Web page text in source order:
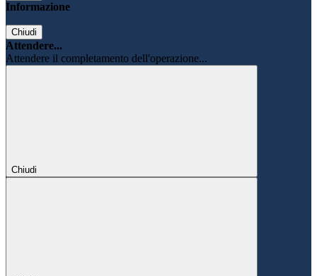
Informazione
Chiudi
Attendere...
Attendere il completamento dell'operazione...
Chiudi